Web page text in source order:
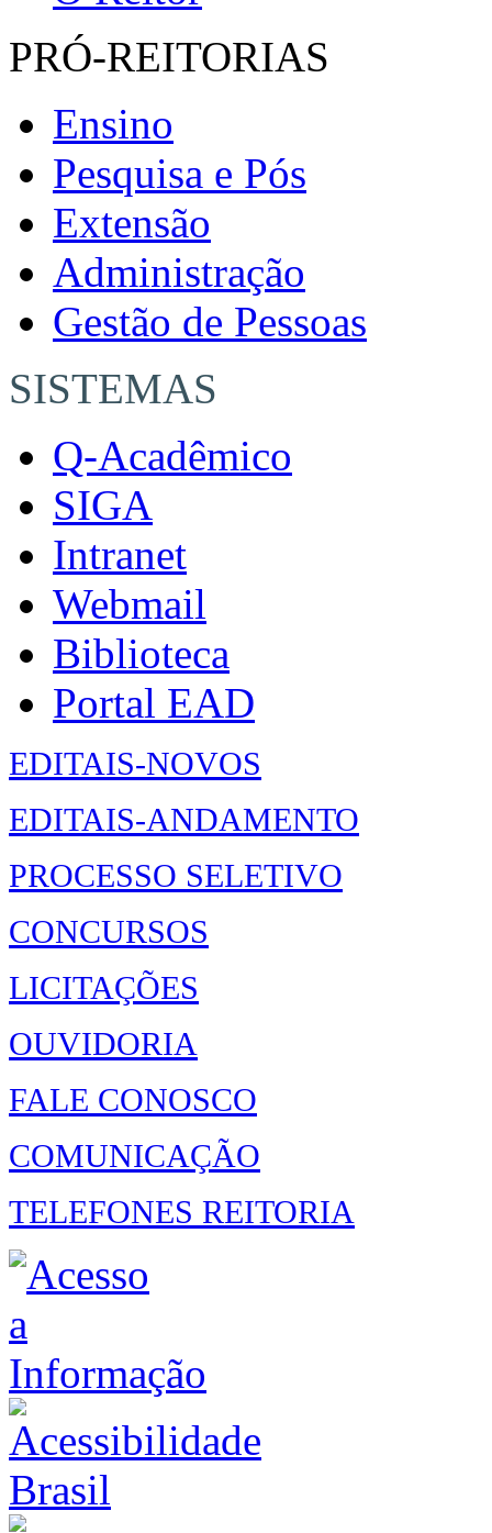
PRÓ-REITORIAS
Ensino
Pesquisa e Pós
Extensão
Administração
Gestão de Pessoas
SISTEMAS
Q-Acadêmico
SIGA
Intranet
Webmail
Biblioteca
Portal EAD
EDITAIS-NOVOS
EDITAIS-ANDAMENTO
PROCESSO SELETIVO
CONCURSOS
LICITAÇÕES
OUVIDORIA
FALE CONOSCO
COMUNICAÇÃO
TELEFONES REITORIA